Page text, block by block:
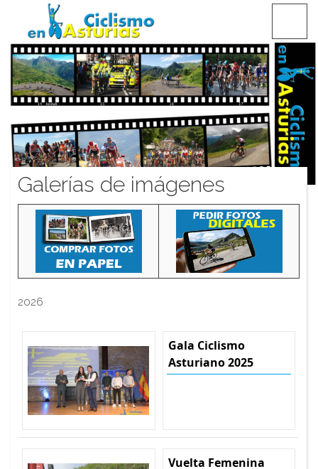
CICLISMO EN ASTURIAS
Galerías de imágenes
2026
Gala Ciclismo
Asturiano 2025
Vuelta Femenina